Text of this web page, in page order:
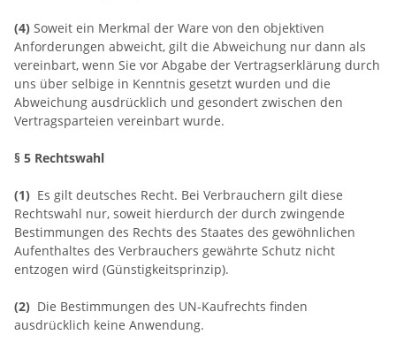
(4) Soweit ein Merkmal der Ware von den objektiven
Anforderungen abweicht, gilt die Abweichung nur dann als
vereinbart, wenn Sie vor Abgabe der Vertragserklärung durch
uns über selbige in Kenntnis gesetzt wurden und die
Abweichung ausdrücklich und gesondert zwischen den
Vertragsparteien vereinbart wurde.
§ 5 Rechtswahl
(1) Es gilt deutsches Recht. Bei Verbrauchern gilt diese
Rechtswahl nur, soweit hierdurch der durch zwingende
Bestimmungen des Rechts des Staates des gewöhnlichen
Aufenthaltes des Verbrauchers gewährte Schutz nicht
entzogen wird (Günstigkeitsprinzip).
(2) Die Bestimmungen des UN-Kaufrechts finden
ausdrücklich keine Anwendung.